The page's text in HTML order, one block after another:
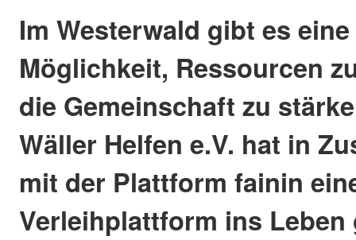
Im Westerwald gibt es
Möglichkeit, Ressourcen
die Gemeinschaft zu
Wäller Helfen e.V. hat in
mit der Plattform fainin
Verleihplattform ins Leben